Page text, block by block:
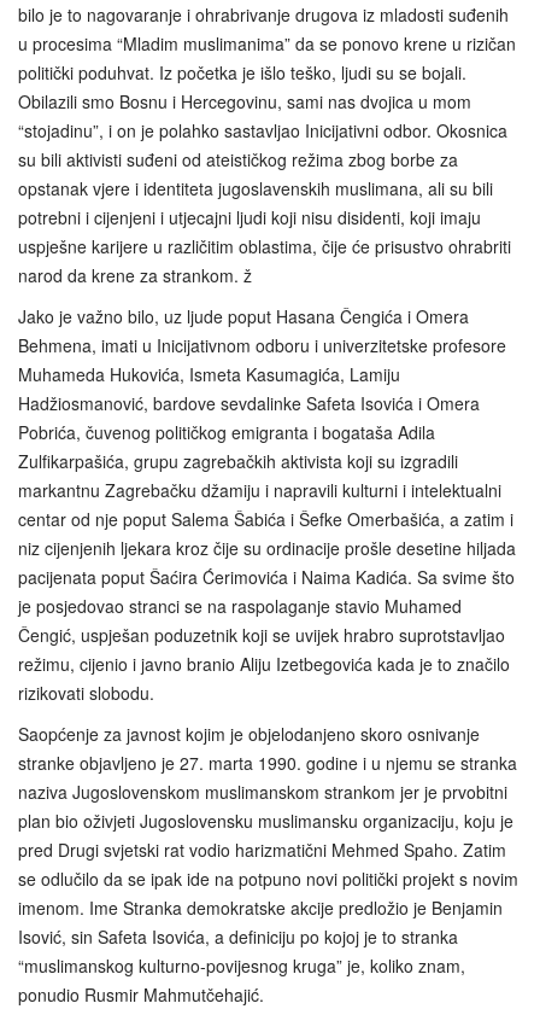
bilo je to nagovaranje i ohrabrivanje drugova iz mladosti suđenih
u procesima “Mladim muslimanima” da se ponovo krene u rizičan
politički poduhvat. Iz početka je išlo teško, ljudi su se bojali.
Obilazili smo Bosnu i Hercegovinu, sami nas dvojica u mom
“stojadinu”, i on je polahko sastavljao Inicijativni odbor. Okosnica
su bili aktivisti suđeni od ateističkog režima zbog borbe za
opstanak vjere i identiteta jugoslavenskih muslimana, ali su bili
potrebni i cijenjeni i utjecajni ljudi koji nisu disidenti, koji imaju
uspješne karijere u različitim oblastima, čije će prisustvo ohrabriti
narod da krene za strankom. ž
Jako je važno bilo, uz ljude poput Hasana Čengića i Omera
Behmena, imati u Inicijativnom odboru i univerzitetske profesore
Muhameda Hukovića, Ismeta Kasumagića, Lamiju
Hadžiosmanović, bardove sevdalinke Safeta Isovića i Omera
Pobrića, čuvenog političkog emigranta i bogataša Adila
Zulfikarpašića, grupu zagrebačkih aktivista koji su izgradili
markantnu Zagrebačku džamiju i napravili kulturni i intelektualni
centar od nje poput Salema Šabića i Šefke Omerbašića, a zatim i
niz cijenjenih ljekara kroz čije su ordinacije prošle desetine hiljada
pacijenata poput Šaćira Ćerimovića i Naima Kadića. Sa svime što
je posjedovao stranci se na raspolaganje stavio Muhamed
Čengić, uspješan poduzetnik koji se uvijek hrabro suprotstavljao
režimu, cijenio i javno branio Aliju Izetbegovića kada je to značilo
rizikovati slobodu.
Saopćenje za javnost kojim je objelodanjeno skoro osnivanje
stranke objavljeno je 27. marta 1990. godine i u njemu se stranka
naziva Jugoslovenskom muslimanskom strankom jer je prvobitni
plan bio oživjeti Jugoslovensku muslimansku organizaciju, koju je
pred Drugi svjetski rat vodio harizmatični Mehmed Spaho. Zatim
se odlučilo da se ipak ide na potpuno novi politički projekt s novim
imenom. Ime Stranka demokratske akcije predložio je Benjamin
Isović, sin Safeta Isovića, a definiciju po kojoj je to stranka
“muslimanskog kulturno‑povijesnog kruga” je, koliko znam,
ponudio Rusmir Mahmutčehajić.